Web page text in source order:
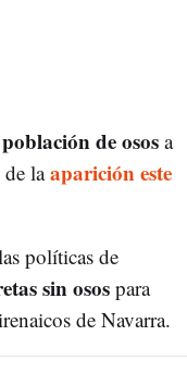
de ososa
de laaparición este
políticas de
sin osospara
de Navarra.